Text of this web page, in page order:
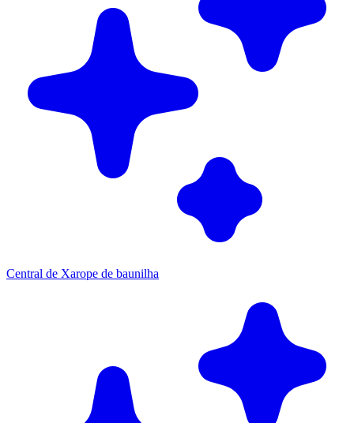
Central de Xarope de baunilha